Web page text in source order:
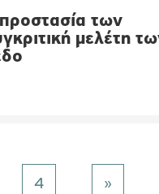
των
μελέτη
4 »